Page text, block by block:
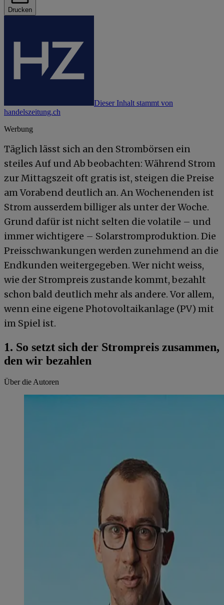
Drucken
Dieser Inhalt stammt von
handelszeitung.ch
Werbung
Täglich lässt sich an den Strombörsen ein
steiles Auf und Ab beobachten: Während Strom
zur Mittagszeit oft gratis ist, steigen die Preise
am Vorabend deutlich an. An Wochenenden ist
Strom ausserdem billiger als unter der Woche.
Grund dafür ist nicht selten die volatile – und
immer wichtigere – Solarstromproduktion. Die
Preisschwankungen werden zunehmend an die
Endkunden weitergegeben. Wer nicht weiss,
wie der Strompreis zustande kommt, bezahlt
schon bald deutlich mehr als andere. Vor allem,
wenn eine eigene Photovoltaikanlage (PV) mit
im Spiel ist.
1. So setzt sich der Strompreis zusammen,
den wir bezahlen
Über die Autoren